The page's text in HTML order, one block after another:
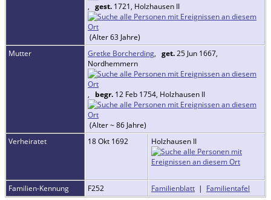
, gest. 1721, Holzhausen II
(Alter 63 Jahre)
Mutter
Gretke Borcherding, get.25 Jun 1667,
Nordhemmern
, begr. 12 Feb 1754, Holzhausen II
(Alter ~ 86 Jahre)
Verheiratet
18 Okt 1692 Holzhausen II
Familien-Kennung F252 Familienblatt | Familientafel